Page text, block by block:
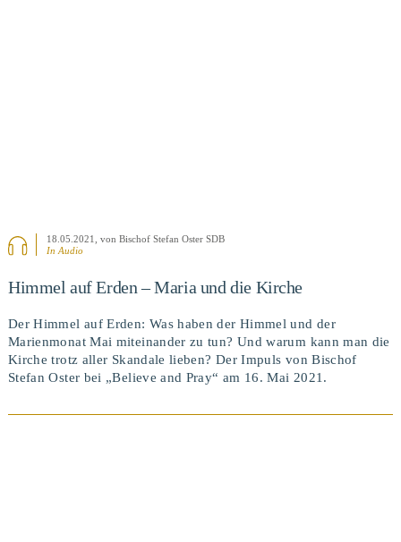
18.05.2021
, von Bischof Stefan Oster SDB
In Audio
Himmel auf Erden – Maria und die Kirche
Der Himmel auf Erden: Was haben der Himmel und der
Marienmonat Mai miteinander zu tun? Und warum kann man die
Kirche trotz aller Skandale lieben? Der Impuls von Bischof
Stefan Oster bei „Believe and Pray“ am 16. Mai 2021.